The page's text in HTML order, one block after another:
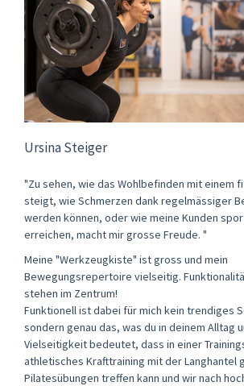
Ursina Steiger
"Zu sehen, wie das Wohlbefinden mit einem
steigt, wie Schmerzen dank regelmässiger
werden können, oder wie meine Kunden
erreichen, macht mir grosse Freude. "
Meine "Werkzeugkiste" ist gross und mein
Bewegungsrepertoire vielseitig.
stehen im Zentrum!
Funktionell ist dabei für mich kein trendiges
sondern genau das, was du in deinem Alltag
Vielseitigkeit bedeutet, dass in einer
athletisches Krafttraining mit der Langhantel
Pilatesübungen treffen kann und wir nach